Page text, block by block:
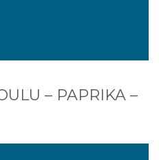
– PAPRIKA –